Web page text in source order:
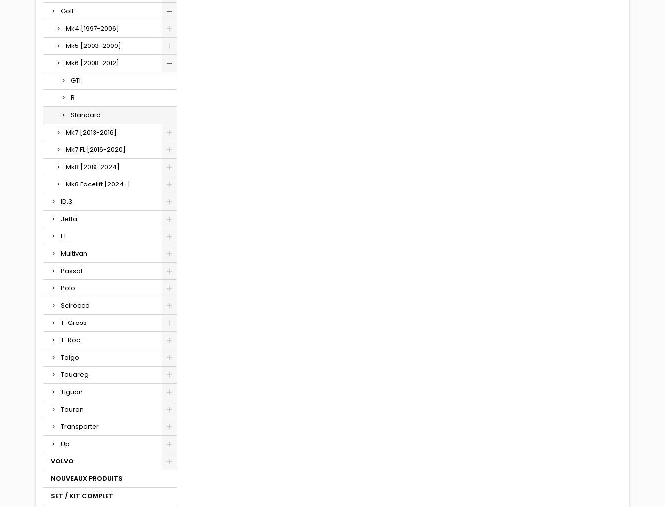
Golf
Mk4 [1997-2006]
Mk5 [2003-2009]
Mk6 [2008-2012]
GTI
R
Standard
Mk7 [2013-2016]
Mk7 FL [2016-2020]
Mk8 [2019-2024]
Mk8 Facelift [2024-]
ID.3
Jetta
LT
Multivan
Passat
Polo
Scirocco
T-Cross
T-Roc
Taigo
Touareg
Tiguan
Touran
Transporter
Up
VOLVO
NOUVEAUX PRODUITS
SET / KIT COMPLET